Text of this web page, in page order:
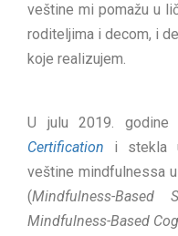
veštine mi pomažu u
roditeljima i decom, i
koje realizujem.
U julu 2019.
Certification i stekla
veštine mindfulnessa
(Mindfulness-Based
Mindfulness-Based